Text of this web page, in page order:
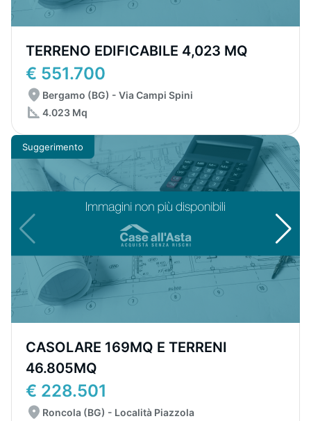
TERRENO EDIFICABILE 4,023 MQ
€ 551.700
Bergamo (BG) - Via Campi Spini
4.023 Mq
Suggerimento
CASOLARE 169MQ E TERRENI
46.805MQ
€ 228.501
Roncola (BG) - Località Piazzola